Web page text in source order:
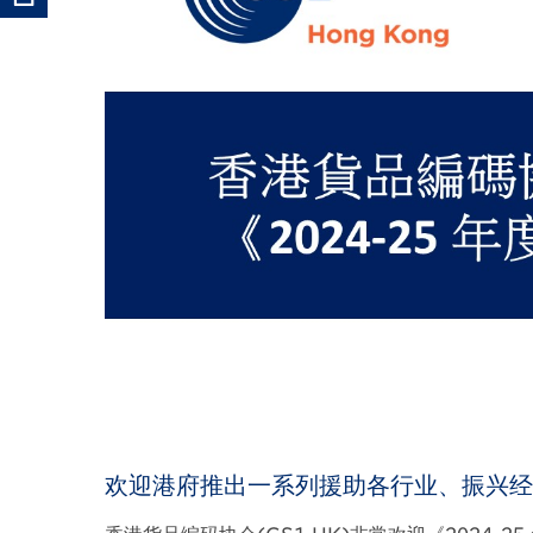
Body
欢迎港府推出一系列援助各行业、振兴